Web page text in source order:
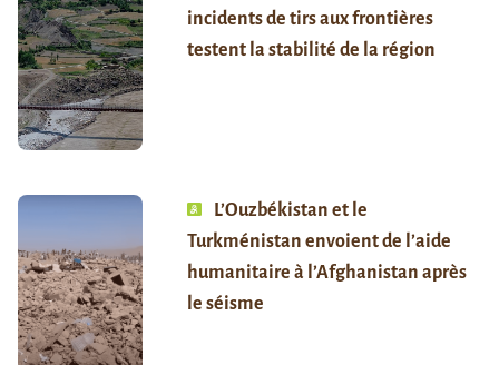
incidents de tirs aux frontières
testent la stabilité de la région
L’Ouzbékistan et le
Turkménistan envoient de l’aide
humanitaire à l’Afghanistan après
le séisme